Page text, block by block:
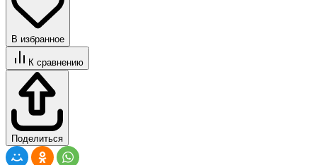
В избранное
К сравнению
Поделиться